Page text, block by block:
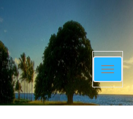
Toggle
navigation